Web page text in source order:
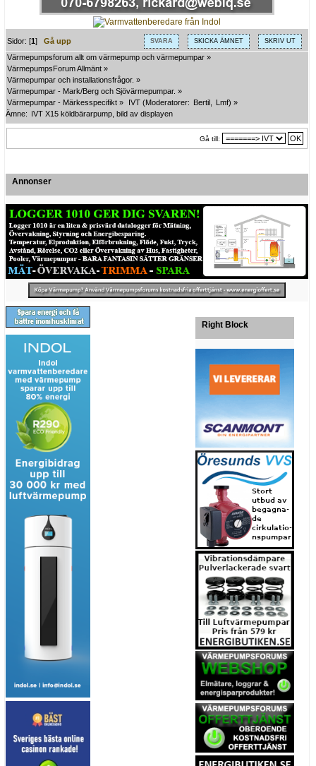
SVARA SKICKA ÄMNET SKRIV UT
Sidor: [1]Gå upp
Värmepumpsforum allt om värmepump och värmepumpar »
VärmepumpsForum Allmänt »
Värmepumpar och installationsfrågor. »
Värmepumpar - Mark/Berg och Sjövärmepumpar. »
Värmepumpar - Märkesspecifikt » IVT (Moderatorer: Bertil , Lmf) »
Ämne:
IVT X15 köldbärarpump, bild av displayen
Gå till:
Annonser
Right Block